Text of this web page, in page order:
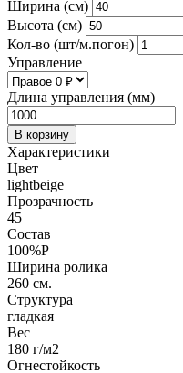
Ширина (см)
Высота (см)
Кол-во (шт/м.погон)
Управление
Длина управления (мм)
В корзину
Характеристики
Цвет
lightbeige
Прозрачность
45
Состав
100%P
Ширина ролика
260 см.
Структура
гладкая
Вес
180 г/м2
Огнестойкость